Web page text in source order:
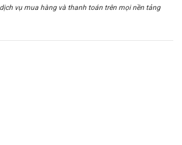
vụ mua hàng và thanh toán trên mọi nền tảng